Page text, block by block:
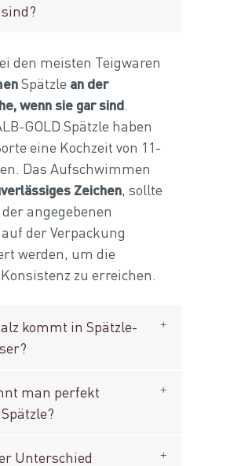
den meisten Teigwaren
Spätzle an der
wenn sie gar sind.
GOLD Spätzle haben
eine Kochzeit von 11-
Das Aufschwimmen
Zeichen, sollte
angegebenen
der Verpackung
werden, um die
zu erreichen.
kommt in Spätzle-
man perfekt
Unterschied